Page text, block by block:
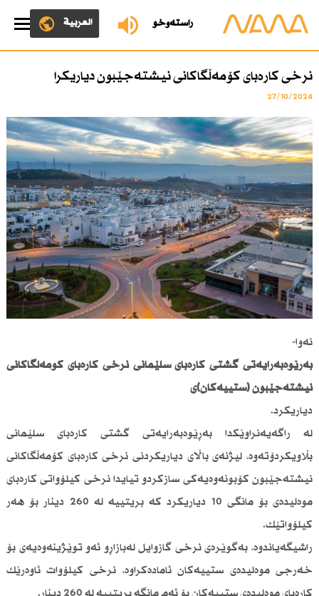
ڕاستەوخۆ العربية
نرخی كارەبای كۆمەڵگاكانی نیشتەجێبون دیاریكرا
27/10/2024
نەوا-
بەڕێوەبەرایەتی گشتی كارەبای سلێمانی نرخی كارەبای كۆمەڵگاكانی
نیشتەجێبون (ستییەكان)ی
دیاریكرد.
لە راگەیەنراوێكدا بەڕێوەبەرایەتی گشتی كارەبای سلێمانی
بڵاویكردۆتەوە، لیژنەی باڵای دیاریكردنی نرخی كارەبای كۆمەڵگاكانی
نیشتەجێبون كۆبونەوەیەكی سازكردو تیایدا نرخی كیلۆواتی كارەبای
موەلیدەی بۆ مانگی 10 دیاریكرد كە بریتییە لە 260 دینار بۆ هەر
كیلۆواتێك.
راشیگەیاندوە، بەگوێرەی نرخی گازوایل لەبازاڕو ئەو توێژینەوەیەی بۆ
خەرجی موەلیدەی ستییەكان ئامادەكراوە، نرخی كیلۆوات ئاوەرێك